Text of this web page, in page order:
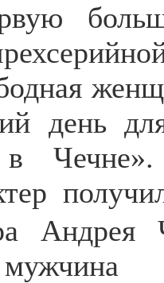
день
в
Андрея